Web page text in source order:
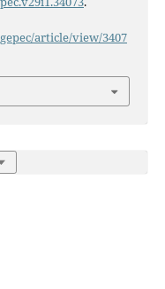
article/view/3407